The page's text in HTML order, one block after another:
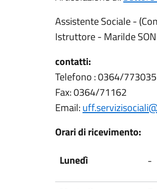
Assistente Sociale -
Istruttore - Marilde
contatti:
Telefono : 0364/773035
Fax: 0364/71162
Email:
Orari di ricevimento:
Lunedì
-